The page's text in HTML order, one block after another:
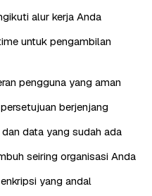
alur kerja Anda
untuk pengambilan
pengguna yang aman
berjenjang
data yang sudah ada
seiring organisasi Anda
yang andal